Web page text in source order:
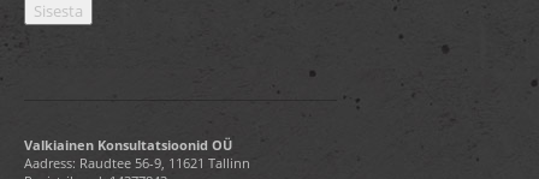
Valkiainen Konsultatsioonid OÜ
Aadress: Raudtee 56-9, 11621 Tallinn